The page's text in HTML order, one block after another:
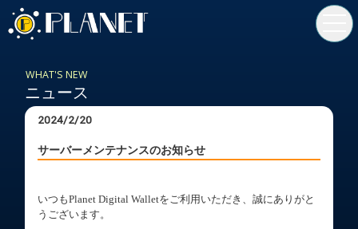
WHAT'S NEW
ニュース
2024/2/20
サーバーメンテナンスのお知らせ
いつもPlanet Digital Walletをご利用いただき、誠にありがと
うございます。